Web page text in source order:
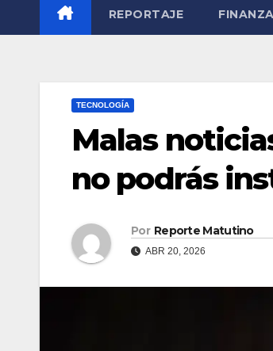
REPORTAJE
TECNOLOGÍA
Malas
no podrás
Por Reporte Matutino
ABR 20, 2026